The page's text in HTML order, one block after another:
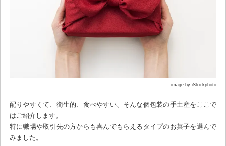
image by iStockphoto
配りやすくて、衛生的、食べやすい、そんな個包装の手土産をここで
はご紹介します。
特に職場や取引先の方からも喜んでもらえるタイプのお菓子を選んで
みました。